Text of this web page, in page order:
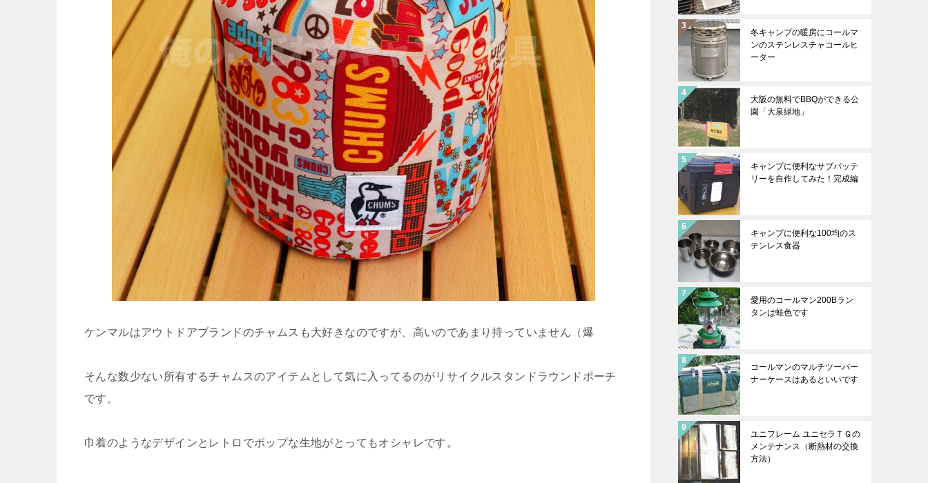
ケンマルはアウトドアブランドのチャムスも大好きなのですが、高いのであまり持っていません（爆
そんな数少ない所有するチャムスのアイテムとして気に入ってるのがリサイクルスタンドラウンドポーチ
です。
巾着のようなデザインとレトロでポップな生地がとってもオシャレです。
冬キャンプの暖房にコールマ
ンのステンレスチャコールヒ
ーター
大阪の無料でBBQができる公
園「大泉緑地」
キャンプに便利なサブバッテ
リーを自作してみた！完成編
キャンプに便利な100均のス
テンレス食器
愛用のコールマン200Bラン
タンは蛙色です
コールマンのマルチツーバー
ナーケースはあるといいです
ユニフレーム ユニセラＴＧの
メンテナンス（断熱材の交換
方法）